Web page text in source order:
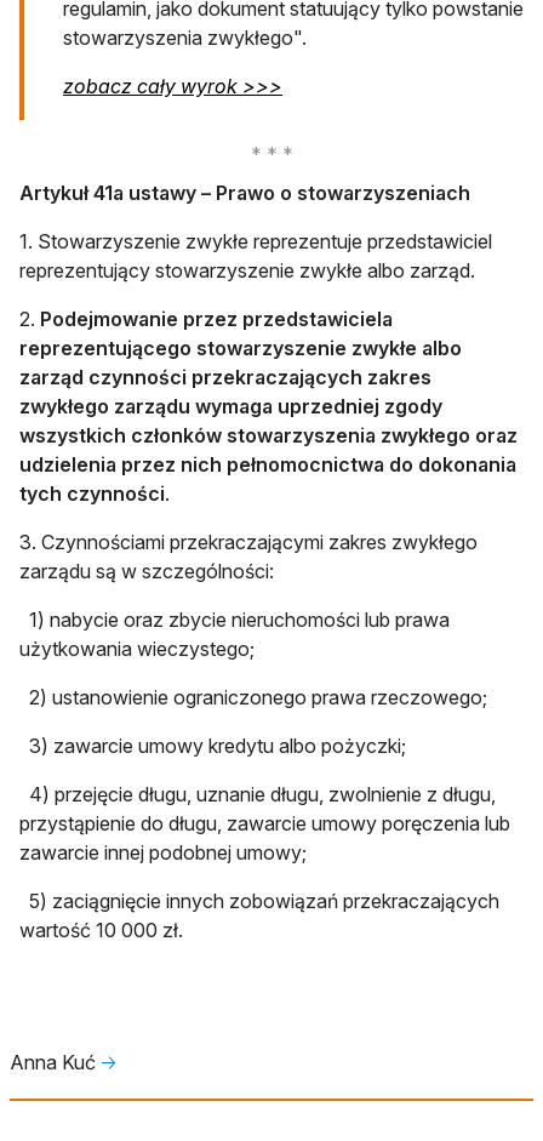
regulamin, jako dokument statuujący tylko powstanie
stowarzyszenia zwykłego".
zobacz cały wyrok >>>
Artykuł 41a ustawy – Prawo o stowarzyszeniach
1. Stowarzyszenie zwykłe reprezentuje przedstawiciel
reprezentujący stowarzyszenie zwykłe albo zarząd.
2. Podejmowanie przez przedstawiciela
reprezentującego stowarzyszenie zwykłe albo
zarząd czynności przekraczających zakres
zwykłego zarządu wymaga uprzedniej zgody
wszystkich członków stowarzyszenia zwykłego oraz
udzielenia przez nich pełnomocnictwa do dokonania
tych czynności.
3. Czynnościami przekraczającymi zakres zwykłego
zarządu są w szczególności:
1) nabycie oraz zbycie nieruchomości lub prawa
użytkowania wieczystego;
2) ustanowienie ograniczonego prawa rzeczowego;
3) zawarcie umowy kredytu albo pożyczki;
4) przejęcie długu, uznanie długu, zwolnienie z długu,
przystąpienie do długu, zawarcie umowy poręczenia lub
zawarcie innej podobnej umowy;
5) zaciągnięcie innych zobowiązań przekraczających
wartość 10 000 zł.
Anna Kuć 🡢